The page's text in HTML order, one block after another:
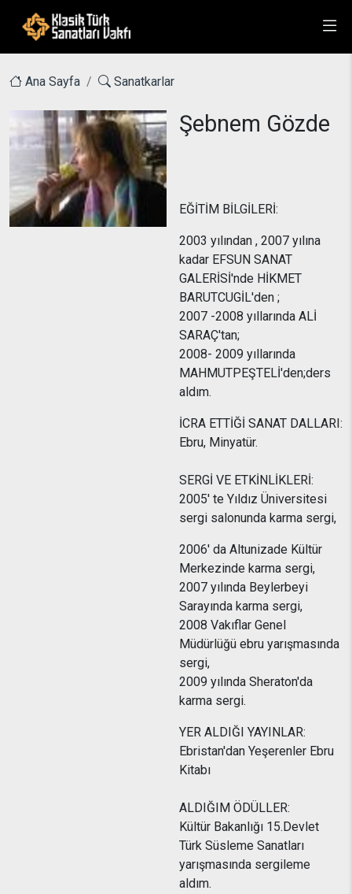
Ana Sayfa Sanatkarlar
Şebnem Gözde
EĞİTİM BİLGİLERİ:
2003 yılından , 2007 yılına
kadar EFSUN SANAT
GALERİSİ'nde HİKMET
BARUTCUGİL'den ;
2007 -2008 yıllarında ALİ
SARAÇ'tan;
2008- 2009 yıllarında
MAHMUTPEŞTELİ'den;ders
aldım.
İCRA ETTİĞİ SANAT DALLARI:
Ebru, Minyatür.
SERGİ VE ETKİNLİKLERİ:
2005' te Yıldız Üniversitesi
sergi salonunda karma sergi,
2006' da Altunizade Kültür
Merkezinde karma sergi,
2007 yılında Beylerbeyi
Sarayında karma sergi,
2008 Vakıflar Genel
Müdürlüğü ebru yarışmasında
sergi,
2009 yılında Sheraton'da
karma sergi.
YER ALDIĞI YAYINLAR:
Ebristan'dan Yeşerenler Ebru
Kitabı
ALDIĞIM ÖDÜLLER:
Kültür Bakanlığı 15.Devlet
Türk Süsleme Sanatları
yarışmasında sergileme
aldım.